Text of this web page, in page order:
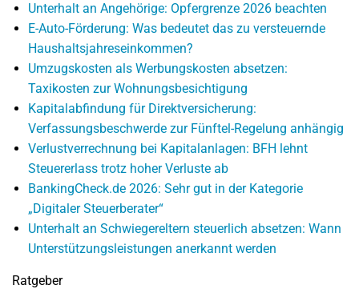
Unterhalt an Angehörige: Opfergrenze 2026 beachten
E-Auto-Förderung: Was bedeutet das zu versteuernde
Haushaltsjahreseinkommen?
Umzugskosten als Werbungskosten absetzen:
Taxikosten zur Wohnungsbesichtigung
Kapitalabfindung für Direktversicherung:
Verfassungsbeschwerde zur Fünftel-Regelung anhängig
Verlustverrechnung bei Kapitalanlagen: BFH lehnt
Steuererlass trotz hoher Verluste ab
BankingCheck.de 2026: Sehr gut in der Kategorie
„Digitaler Steuerberater“
Unterhalt an Schwiegereltern steuerlich absetzen: Wann
Unterstützungsleistungen anerkannt werden
Ratgeber